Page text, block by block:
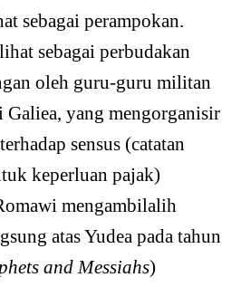
sebagai perampokan.
sebagai perbudakan
oleh guru-guru militan
Galiea, yang mengorganisir
sensus (catatan
keperluan pajak)
mengambilalih
atas Yudea pada tahun
and Messiahs)